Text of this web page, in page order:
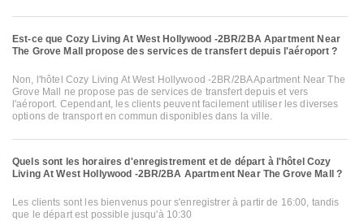
Est-ce que Cozy Living At West Hollywood -2BR/2BA Apartment Near
The Grove Mall propose des services de transfert depuis l'aéroport ?
Non, l'hôtel Cozy Living At West Hollywood -2BR/2BA Apartment Near The
Grove Mall ne propose pas de services de transfert depuis et vers
l'aéroport. Cependant, les clients peuvent facilement utiliser les diverses
options de transport en commun disponibles dans la ville.
Quels sont les horaires d'enregistrement et de départ à l'hôtel Cozy
Living At West Hollywood -2BR/2BA Apartment Near The Grove Mall ?
Les clients sont les bienvenus pour s'enregistrer à partir de 16:00, tandis
que le départ est possible jusqu'à 10:30